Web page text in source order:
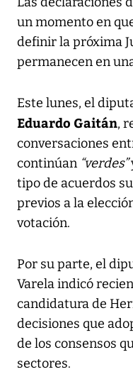
un momento en
definir la próxima
permanecen en
Este lunes, el
Eduardo Gaitán,
conversaciones
continúan “verdes”
tipo de acuerdos
previos a la
votación.
Por su parte, el
Varela indicó
candidatura de
decisiones que
de los consensos
sectores.